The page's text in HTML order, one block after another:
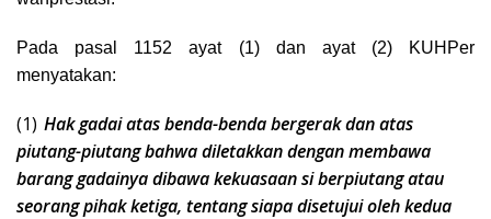
Pada pasal 1152 ayat (1) dan ayat (2) KUHPer
menyatakan:
(1) Hak gadai atas benda-benda bergerak dan atas
piutang-piutang bahwa diletakkan dengan membawa
barang gadainya dibawa kekuasaan si berpiutang atau
seorang pihak ketiga, tentang siapa disetujui oleh kedua